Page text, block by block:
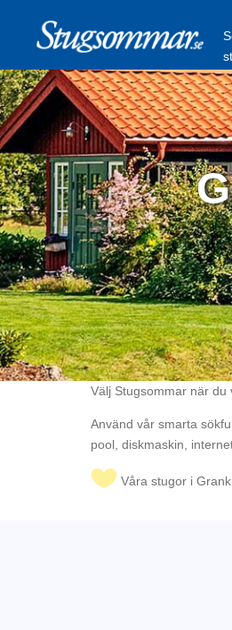
Välj Stugsommar när du
Använd vår smarta
pool, diskmaskin,
Våra stugor i